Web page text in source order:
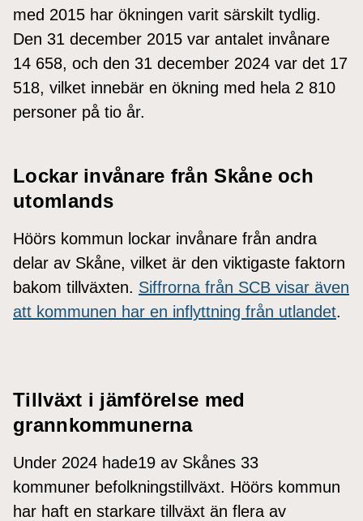
med 2015 har ökningen varit särskilt tydlig.
Den 31 december 2015 var antalet invånare
14 658, och den 31 december 2024 var det 17
518, vilket innebär en ökning med hela 2 810
personer på tio år.
Lockar invånare från Skåne och
utomlands
Höörs kommun lockar invånare från andra
delar av Skåne, vilket är den viktigaste faktorn
bakom tillväxten. Siffrorna från SCB visar även
att kommunen har en inflyttning från utlandet.
Tillväxt i jämförelse med
grannkommunerna
Under 2024 hade19 av Skånes 33
kommuner befolkningstillväxt. Höörs kommun
har haft en starkare tillväxt än flera av